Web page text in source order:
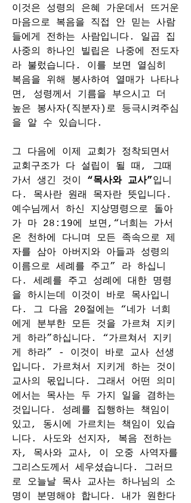
이것은 성령의 은혜 가운데서 뜨거운
마음으로 복음을 직접 안 믿는 사람
들에게 전하는 사람입니다. 일곱 집
사중의 하나인 빌립은 나중에 전도자
라 불렀습니다. 이를 보면 열심히
복음을 위해 봉사하여 열매가 나타나
면, 성령께서 기름을 부으시고 더
높은 봉사자(직분자)로 등극시켜주심
을 알 수 있습니다.
그 다음에 이제 교회가 정착되면서
교회구조가 다 설립이 될 때, 그때
가서 생긴 것이 “목사와 교사”입니
다. 목사란 원래 목자란 뜻입니다.
예수님께서 하신 지상명령으로 돌아
가 마 28:19에 보면,“너희는 가서
온 천하에 다니며 모든 족속으로 제
자를 삼아 아버지와 아들과 성령의
이름으로 세례를 주고” 라 하십니
다. 세례를 주고 성례에 대한 명령
을 하시는데 이것이 바로 목사입니
다. 그 다음 20절에는 “네가 너희
에게 분부한 모든 것을 가르쳐 지키
게 하라”하십니다. “가르쳐서 지키
게 하라” - 이것이 바로 교사 선생
입니다. 가르쳐서 지키게 하는 것이
교사의 몫입니다. 그래서 어떤 의미
에서는 목사는 두 가지 일을 겸하는
것입니다. 성례를 집행하는 책임이
있고, 동시에 가르치는 책임이 있습
니다. 사도와 선지자, 복음 전하는
자, 목사와 교사, 이 오중 사역자를
그리스도께서 세우셨습니다. 그러므
로 오늘날 목사 교사는 하나님의 소
명이 분명해야 합니다. 내가 원한다